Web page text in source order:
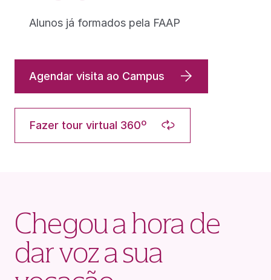
Alunos já formados pela FAAP
Agendar visita ao Campus
Fazer tour virtual 360º
Chegou a hora de
dar voz a sua